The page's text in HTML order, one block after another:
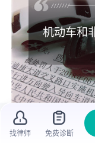
机动车和
在道路上，
找律师 免费诊断